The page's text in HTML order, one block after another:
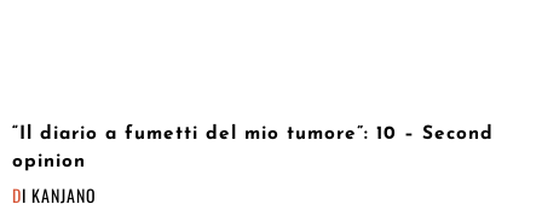
“Il diario a fumetti del mio tumore”: 10 – Second
opinion
DI KANJANO